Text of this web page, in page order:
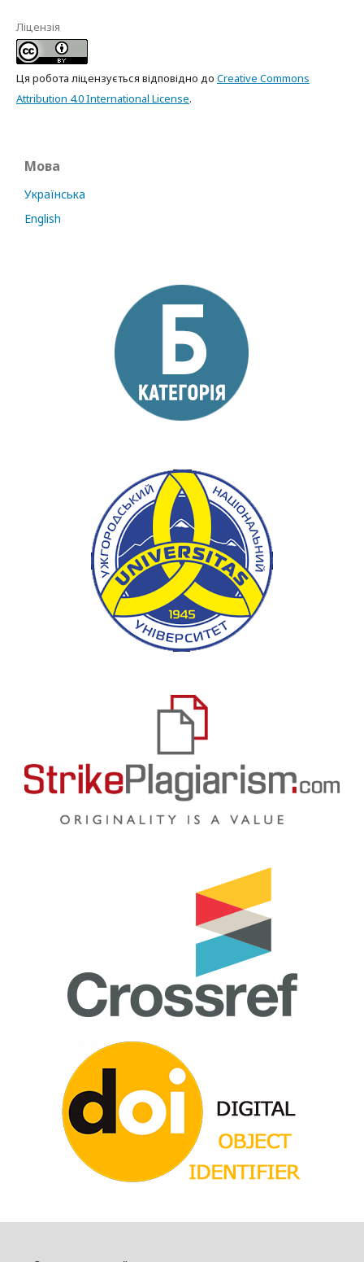
Ліцензія
Ця робота ліцензується відповідно до Creative Commons
Attribution 4.0 International License.
Мова
Українська
English